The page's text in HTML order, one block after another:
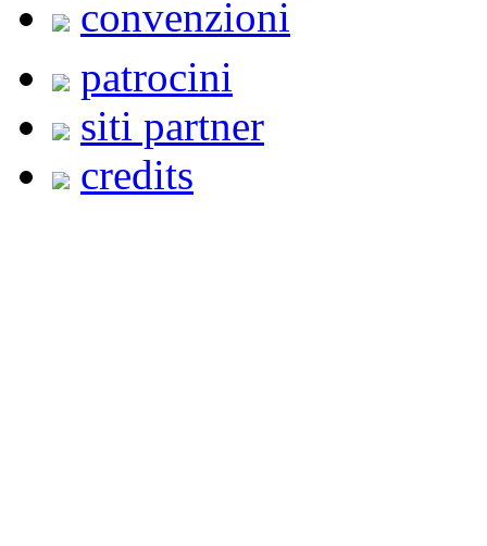
convenzioni
patrocini
siti partner
credits